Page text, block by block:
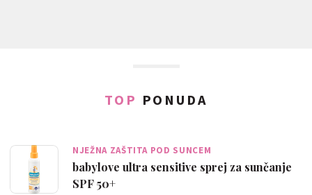
TOP PONUDA
NJEŽNA ZAŠTITA POD SUNCEM
babylove ultra sensitive sprej za sunčanje
SPF 50+